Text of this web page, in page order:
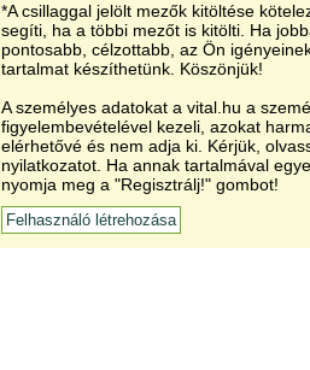
*A csillaggal jelölt mezők kitöltése
segíti, ha a többi mezőt is kitölti. Ha
pontosabb, célzottabb, az Ön
tartalmat készíthetünk. Köszönjük!
A személyes adatokat a vital.hu a
figyelembevételével kezeli, azokat
elérhetővé és nem adja ki. Kérjük,
nyilatkozatot. Ha annak tartalmával
nyomja meg a "Regisztrálj!" gombot!